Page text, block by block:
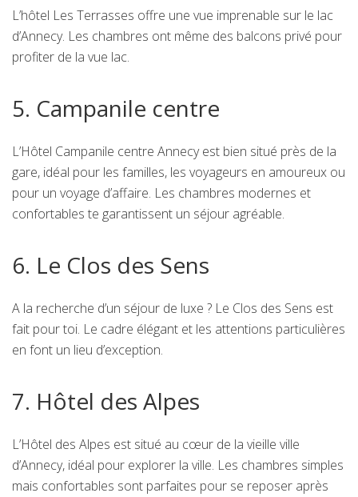
L’hôtel Les Terrasses offre une vue imprenable sur le lac
d’Annecy. Les chambres ont même des balcons privé pour
profiter de la vue lac.
5. Campanile centre
L’Hôtel Campanile centre Annecy est bien situé près de la
gare, idéal pour les familles, les voyageurs en amoureux ou
pour un voyage d’affaire. Les chambres modernes et
confortables te garantissent un séjour agréable.
6. Le Clos des Sens
A la recherche d’un séjour de luxe ? Le Clos des Sens est
fait pour toi. Le cadre élégant et les attentions particulières
en font un lieu d’exception.
7. Hôtel des Alpes
L’Hôtel des Alpes est situé au cœur de la vieille ville
d’Annecy, idéal pour explorer la ville. Les chambres simples
mais confortables sont parfaites pour se reposer après